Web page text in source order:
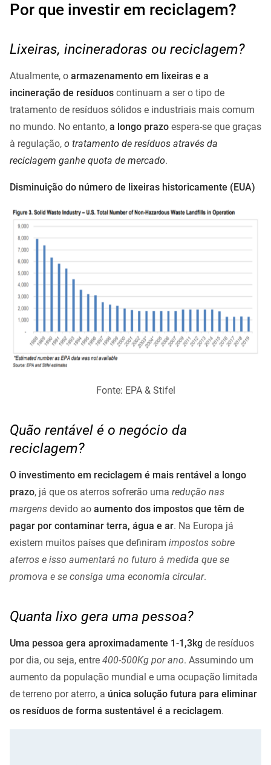
Por que investir em reciclagem?
Lixeiras, incineradoras ou reciclagem?
Atualmente, o armazenamento em lixeiras e a
incineração de resíduos continuam a ser o tipo de
tratamento de resíduos sólidos e industriais mais comum
no mundo. No entanto, a longo prazo espera-se que graças
à regulação, o tratamento de resíduos através da
reciclagem ganhe quota de mercado.
Disminuição do número de lixeiras historicamente (EUA)
Fonte: EPA & Stifel
Quão rentável é o negócio da
reciclagem?
O investimento em reciclagem é mais rentável a longo
prazo, já que os aterros sofrerão uma redução nas
margens devido ao aumento dos impostos que têm de
pagar por contaminar terra, água e ar. Na Europa já
existem muitos países que definiram impostos sobre
aterros e isso aumentará no futuro à medida que se
promova e se consiga uma economia circular.
Quanta lixo gera uma pessoa?
Uma pessoa gera aproximadamente 1-1,3kg de resíduos
por dia, ou seja, entre 400-500Kg por ano. Assumindo um
aumento da população mundial e uma ocupação limitada
de terreno por aterro, a única solução futura para eliminar
os resíduos de forma sustentável é a reciclagem.